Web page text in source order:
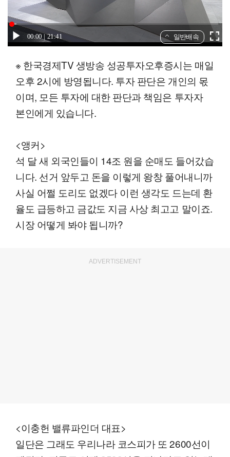
00:00 21:41 일반배속
※ 한국경제TV 생방송 성공투자오후증시는 매일
오후 2시에 방영됩니다. 투자 판단은 개인의 몫
이며, 모든 투자에 대한 판단과 책임은 투자자
본인에게 있습니다.
<앵커>
석 달 새 외국인들이 14조 원을 순매도 들어갔습
니다. 선거 앞두고 돈을 이렇게 왕창 풀어내니까
사실 어쩔 도리도 없겠다 이런 생각도 드는데 환
율도 급등하고 금값도 지금 사상 최고고 말이죠.
시장 어떻게 봐야 됩니까?
ADVERTISEMENT
<이충헌 밸류파인더 대표>
일단은 그래도 우리나라 코스피가 또 2600선이